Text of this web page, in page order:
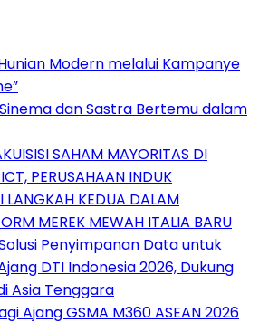
Modern melalui Kampanye
Sinema dan Sastra Bertemu dalam
SAHAM MAYORITAS DI
PERUSAHAAN INDUK
LANGKAH KEDUA DALAM
MEREK MEWAH ITALIA BARU
Penyimpanan Data untuk
DTI Indonesia 2026, Dukung
Asia Tenggara
Ajang GSMA M360 ASEAN 2026